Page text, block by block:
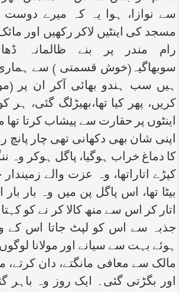
سے نوازا، ہوا یہ کہ میرے دوست
مسجد کی اینٹیں لاکر رکھیں اور
رام مندر پر بنے ظالمانہ
سوبھاگیہ(خوش قسمتی ) سے ہماری
ہیں سب ہندو بھائی آکر ان پر
کریں، پھر کیا تھا،بھیڑلگ گئی، ہر
اینٹوں پر حقارت سے پیشاب کرتا
اپنی شان بھی دکھانی تھی چار پانچ
کا دماغ خراب ہوگیا، پاگل ہوکر وہ
کپڑے اتاراتھا، وہ عزت والے
بیٹا تھا، اس پاگل پن میں وہ بار
اتار کر اس سے منھ کالا کر نے کو
جذبہ سے اس کو لپٹ جاتا اس کے
ہوئے بہت سے سیانے اور مولانا لوگوں
مالک سے معافی مانگتے، دان
اور بگڑتی گئی۔ ایک روز وہ باہر